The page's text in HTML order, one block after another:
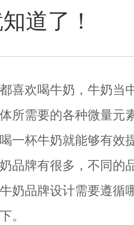
道了！
喜欢喝牛奶，牛奶当
所需要的各种微量元
一杯牛奶就能够有效
品牌有很多，不同的
奶品牌设计需要遵循
。